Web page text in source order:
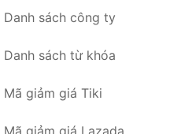
Danh sách công ty
Danh sách từ khóa
Mã giảm giá Tiki